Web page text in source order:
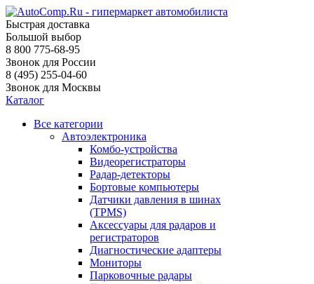
Быстрая доставка
Большой выбор
8 800 775-68-95
Звонок для России
8 (495) 255-04-60
Звонок для Москвы
Каталог
Все категории
Автоэлектроника
Комбо-устройства
Видеорегистраторы
Радар-детекторы
Бортовые компьютеры
Датчики давления в шинах
(TPMS)
Аксессуары для радаров и
регистраторов
Диагностические адаптеры
Мониторы
Парковочные радары